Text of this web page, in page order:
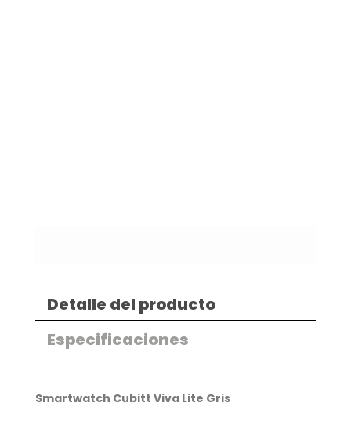
Detalle del producto
Especificaciones
Smartwatch Cubitt Viva Lite Gris